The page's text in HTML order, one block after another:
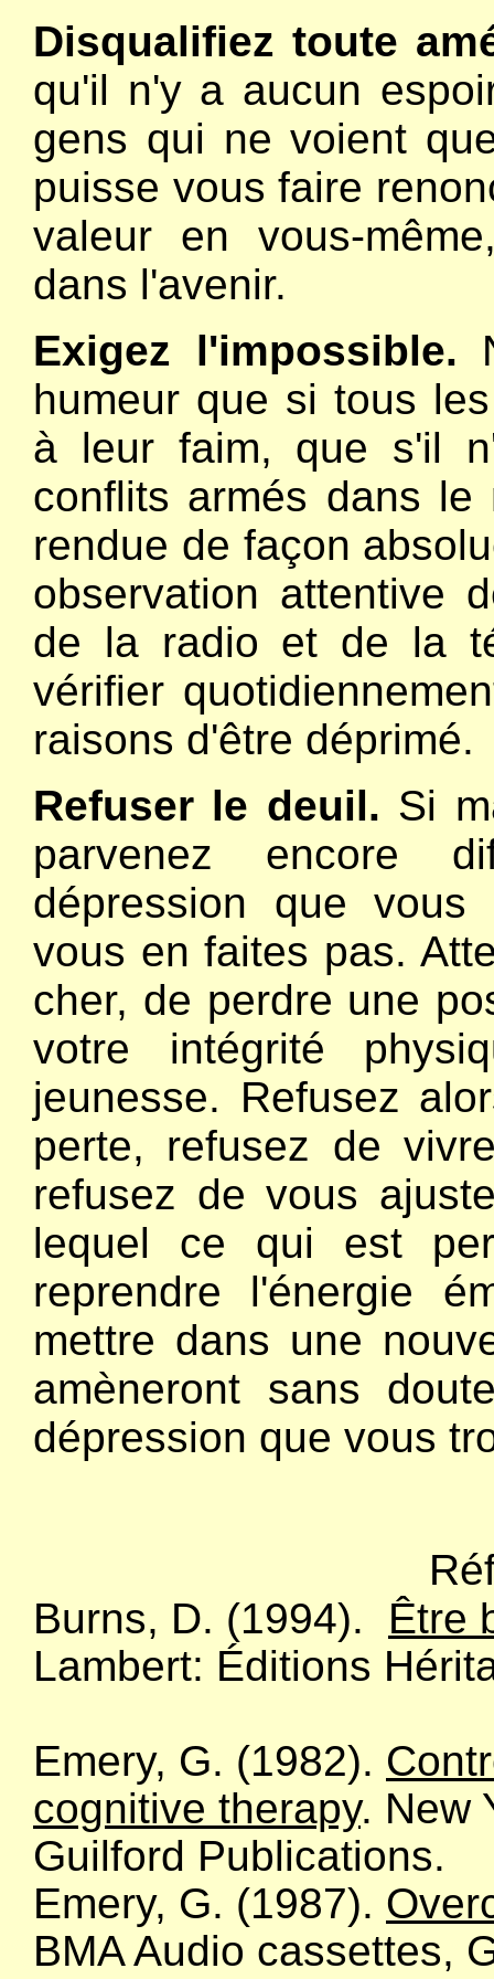
Disqualifiez toute
qu'il n'y a aucun
gens qui ne voient
puisse vous faire
valeur en vous-
dans l'avenir.
Exigez l'impossible.
humeur que si tous
à leur faim, que s'il
conflits armés dans
rendue de façon
observation attentive
de la radio et de la
vérifier
raisons d'être déprimé.
Refuser le deuil. Si
parvenez encore
dépression que vous
vous en faites pas.
cher, de perdre une
votre intégrité
jeunesse. Refusez
perte, refusez de
refusez de vous
lequel ce qui est
reprendre l'énergie
mettre dans une
amèneront sans
dépression que vous
Burns, D. (1994). Être
Lambert: Éditions
Emery, G. (1982).
cognitive therapy. New
Guilford Publications.
Emery, G. (1987).
BMA Audio cassettes,